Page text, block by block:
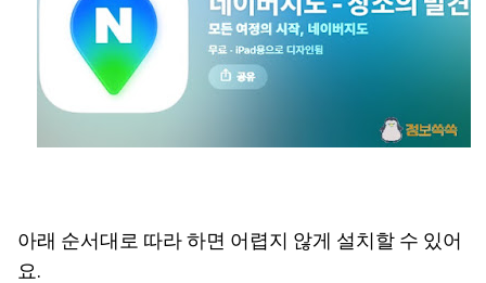
아래 순서대로 따라 하면 어렵지 않게 설치할 수 있어
요.